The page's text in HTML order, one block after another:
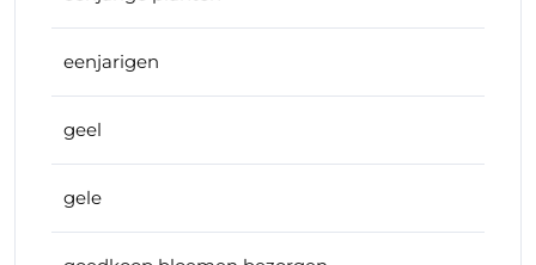
eenjarigen
geel
gele